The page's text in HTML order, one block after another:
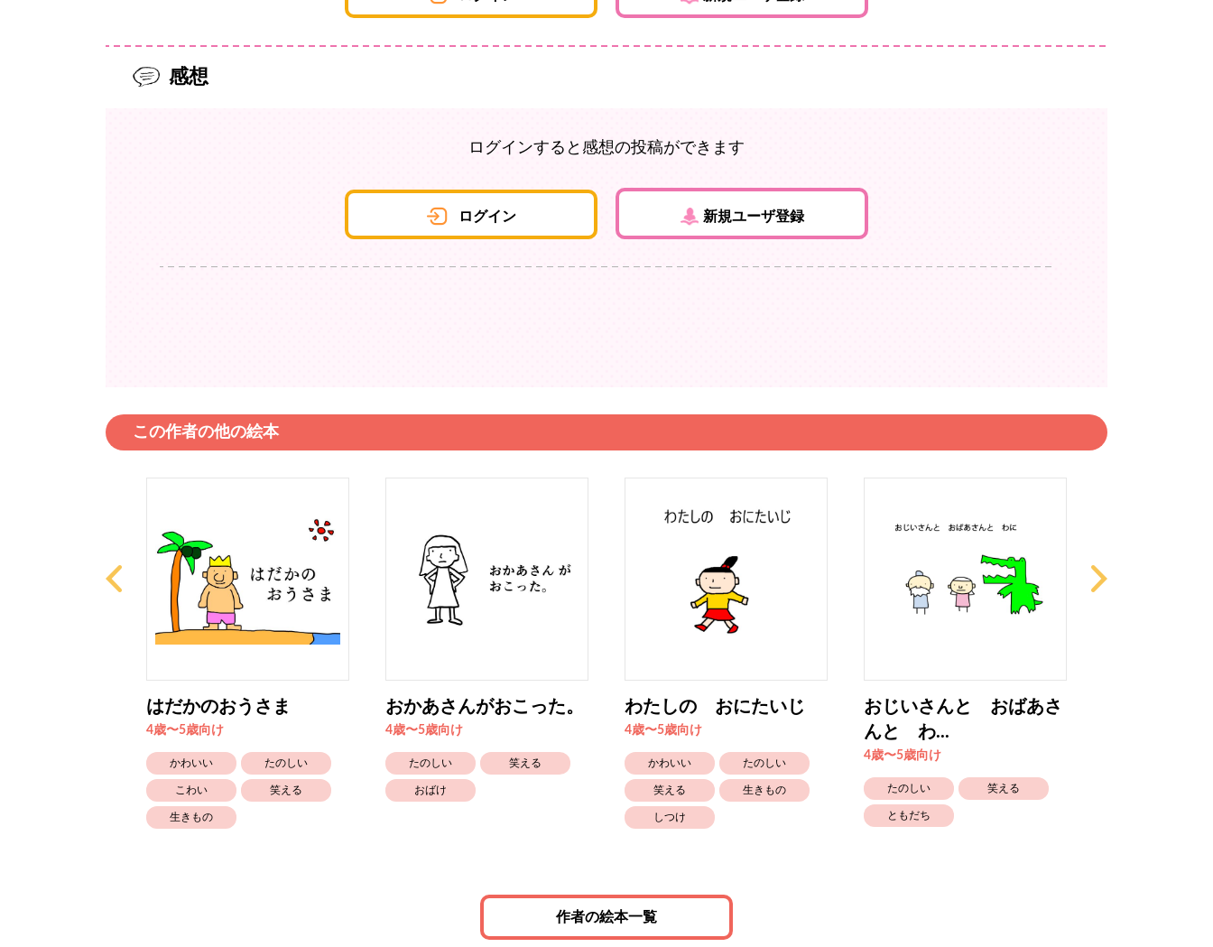
感想
ログインすると感想の投稿ができます
ログイン 新規ユーザ登録
この作者の他の絵本
はだかのおうさま
4歳〜5歳向け
かわいい たのしい
こわい 笑える
生きもの
おかあさんがおこった。
4歳〜5歳向け
たのしい 笑える
おばけ
わたしの おにたいじ
4歳〜5歳向け
かわいい たのしい
笑える 生きもの
しつけ
おじいさんと おばあさ
んと わ...
4歳〜5歳向け
たのしい 笑える
ともだち
作者の絵本一覧